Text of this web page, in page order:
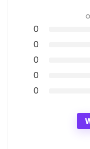
0
0
0
0
0